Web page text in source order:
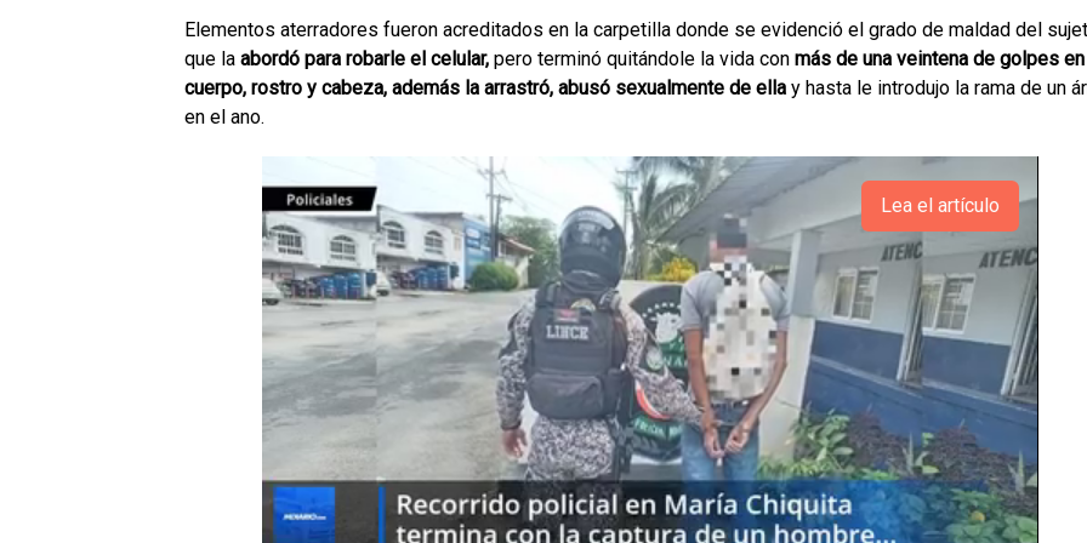
Elementos aterradores fueron acreditados en la carpetilla donde se evidenció el grado de maldad del
que la abordó para robarle el celular, pero terminó quitándole la vida con más de una veintena de golpes en
cuerpo, rostro y cabeza, además la arrastró, abusó sexualmente de ella y hasta le introdujo la rama de un
en el ano.
Lea el artículo